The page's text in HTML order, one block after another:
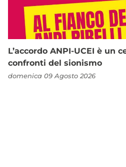
L’accordo ANPI-UCEI è un
confronti del sionismo
domenica 09 Agosto 2026